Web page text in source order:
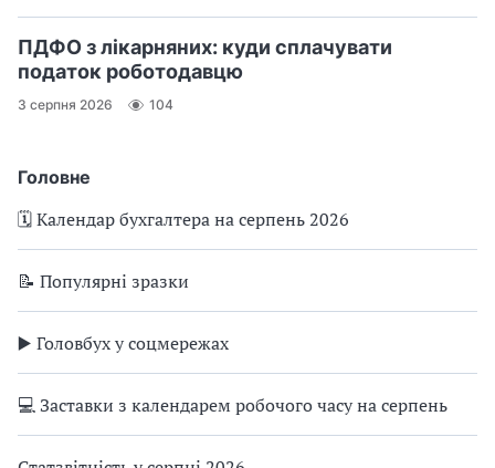
Головне
🗓️ Календар бухгалтера на серпень 2026
📝 Популярні зразки
▶️ Головбух у соцмережах
💻 Заставки з календарем робочого часу на серпень
ПДФО з лікарняних: куди сплачувати
податок роботодавцю
3 серпня 2026 104